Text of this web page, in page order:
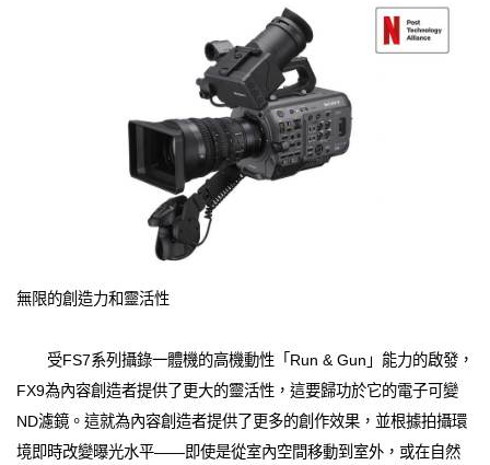
無限的創造力和靈活性
受FS7系列攝錄一體機的高機動性「Run & Gun」能力的啟發，
FX9為內容創造者提供了更大的靈活性，這要歸功於它的電子可變
ND濾鏡。這就為內容創造者提供了更多的創作效果，並根據拍攝環
境即時改變曝光水平——即使是從室內空間移動到室外，或在自然